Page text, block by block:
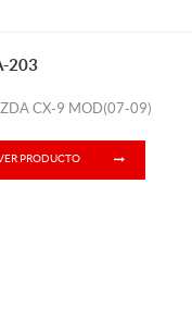
203
CX-9 MOD(07-09)
PRODUCTO